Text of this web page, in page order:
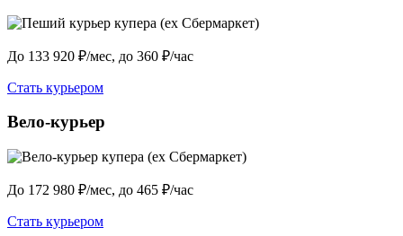
До 133 920 ₽/мес, до 360 ₽/час
Стать курьером
Вело-курьер
До 172 980 ₽/мес, до 465 ₽/час
Стать курьером